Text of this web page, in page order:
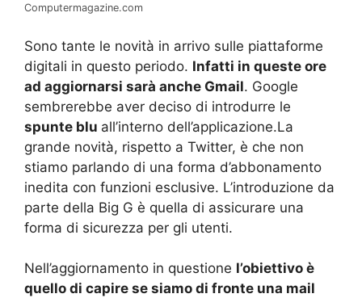
Computermagazine.com
Sono tante le novità in arrivo sulle piattaforme
digitali in questo periodo. Infatti in queste ore
ad aggiornarsi sarà anche Gmail. Google
sembrerebbe aver deciso di introdurre le
spunte blu all’interno dell’applicazione.La
grande novità, rispetto a Twitter, è che non
stiamo parlando di una forma d’abbonamento
inedita con funzioni esclusive. L’introduzione da
parte della Big G è quella di assicurare una
forma di sicurezza per gli utenti.
Nell’aggiornamento in questione l’obiettivo è
quello di capire se siamo di fronte una mail